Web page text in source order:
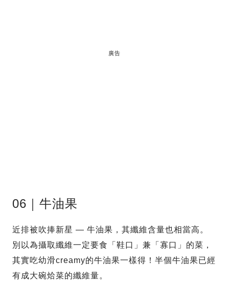
廣告
06｜牛油果
近排被吹捧新星 — 牛油果，其纖維含量也相當高。
別以為攝取纖維一定要食「鞋口」兼「寡口」的菜，
其實吃幼滑creamy的牛油果一樣得！半個牛油果已經
有成大碗烚菜的纖維量。